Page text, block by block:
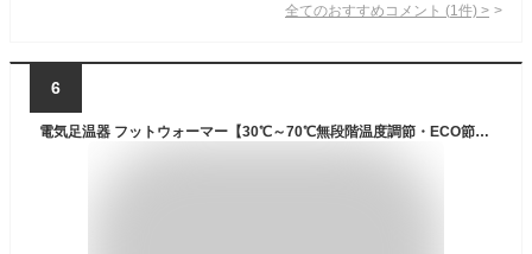
全てのおすすめコメント (1 件) >
6
電気足温器 フットウォーマー【30℃～70℃無段階温度調節・ECO節電・両面加熱】足入れタイプ ホットマット 一人用 電気マット ホットカーペット ミニ 足元ヒーター 暖房 フットヒーター 省エネ 切タイマー付き 冷風侵入防止 過熱防止 42cm*42cm 丸洗い可 足温め あったかグッズ 冷え症対策 男女兼用 デスク下